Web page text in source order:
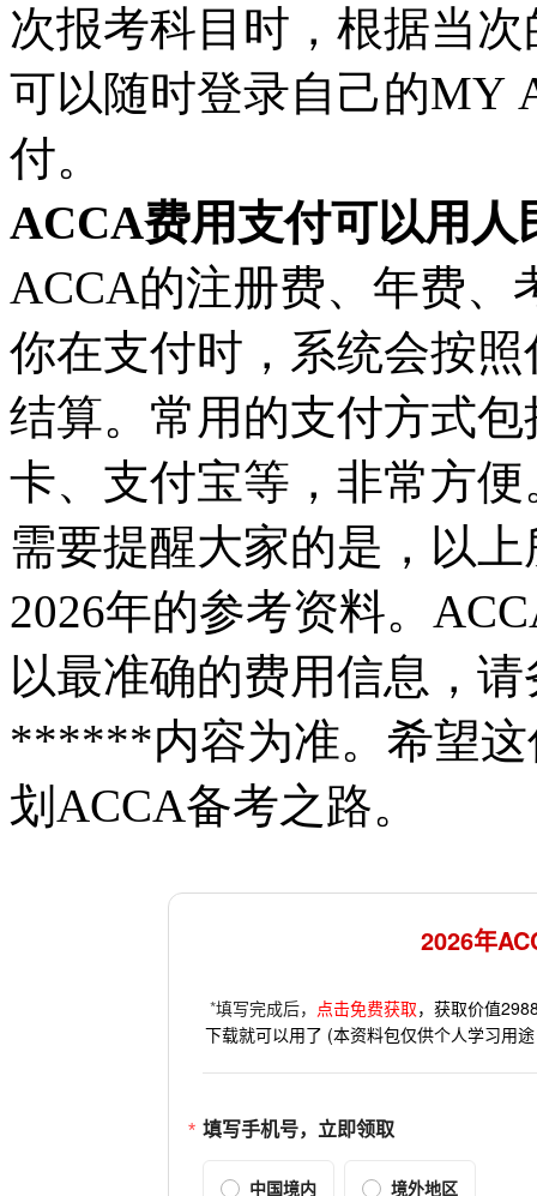
次报考科目时，根据当
可以随时登录自己的MY
付。
ACCA费用支付可以用人
ACCA的注册费、年费、
你在支付时，系统会按
结算。常用的支付方式
卡、支付宝等，非常方便
需要提醒大家的是，以
2026年的参考资料。
以最准确的费用信息，
******内容为准。希望这
划ACCA备考之路。